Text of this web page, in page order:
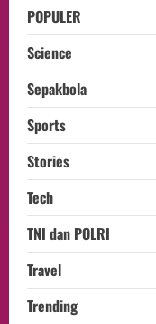
POPULER
Science
Sepakbola
Sports
Stories
Tech
TNI dan POLRI
Travel
Trending